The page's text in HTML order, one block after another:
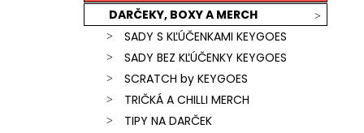
DARČEKY, BOXY A MERCH
SADY S KĽÚČENKAMI KEYGOES
SADY BEZ KĽÚČENKY KEYGOES
SCRATCH by KEYGOES
TRIČKÁ A CHILLI MERCH
TIPY NA DARČEK
KEYGOES:CHILI ULTRA PÁLIVÉ (MORUGA